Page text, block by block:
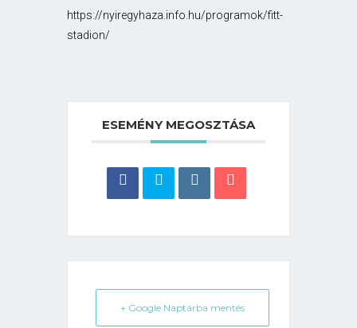
https://nyiregyhaza.info.hu/programok/fitt-
stadion/
ESEMÉNY MEGOSZTÁSA
+ Google Naptárba mentés